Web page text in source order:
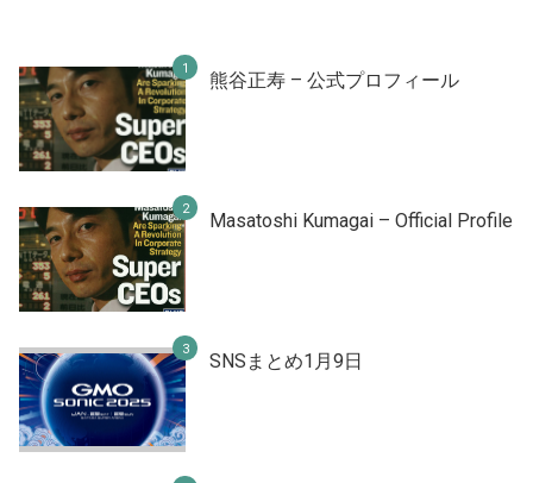
熊谷正寿 – 公式プロフィール
Masatoshi Kumagai – Official Profile
SNSまとめ1月9日